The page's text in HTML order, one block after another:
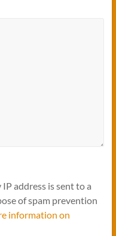
address is sent to a
of spam prevention
information on